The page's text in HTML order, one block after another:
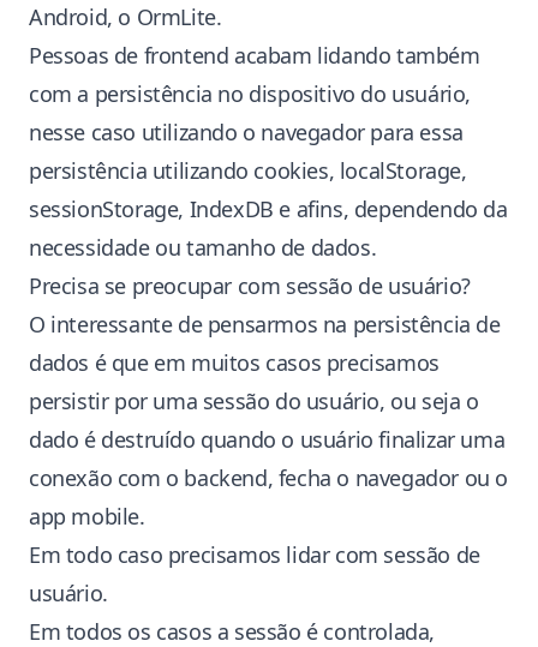
Android, o OrmLite.
Pessoas de frontend acabam lidando também
com a persistência no dispositivo do usuário,
nesse caso utilizando o navegador para essa
persistência utilizando cookies, localStorage,
sessionStorage, IndexDB e afins, dependendo da
necessidade ou tamanho de dados.
Precisa se preocupar com sessão de usuário?
O interessante de pensarmos na persistência de
dados é que em muitos casos precisamos
persistir por uma sessão do usuário, ou seja o
dado é destruído quando o usuário finalizar uma
conexão com o backend, fecha o navegador ou o
app mobile.
Em todo caso precisamos lidar com sessão de
usuário.
Em todos os casos a sessão é controlada,